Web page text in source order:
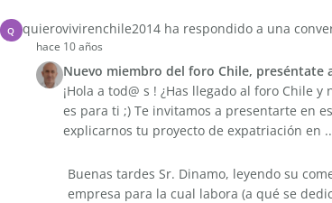
Q quierovivirenchile2014 ha respondido a una
hace 10 años
Nuevo miembro del foro Chile, preséntate
¡Hola a tod@ s ! ¿Has llegado al foro Chile
es para ti ;) Te invitamos a presentarte en
explicarnos tu proyecto de expatriación en
Buenas tardes Sr. Dinamo, leyendo su
empresa para la cual labora (a qué se